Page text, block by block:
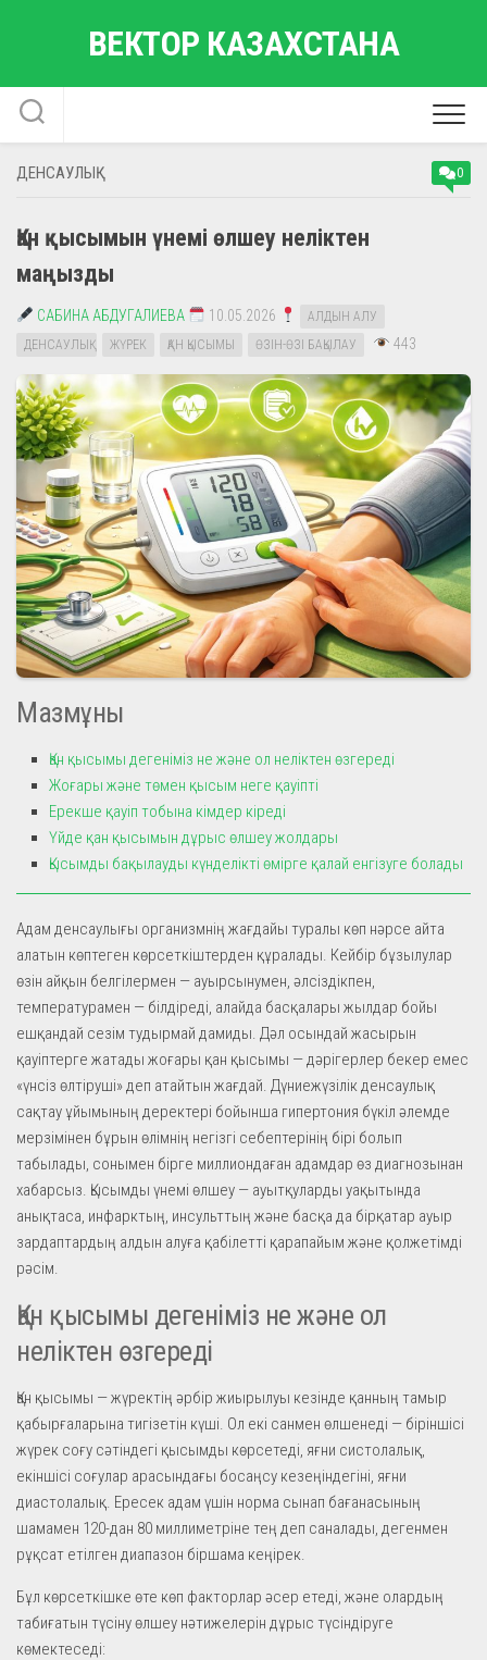
ВЕКТОР КАЗАХСТАНА
ДЕНСАУЛЫҚ 0
Қан қысымын үнемі өлшеу неліктен
маңызды
САБИНА АБДУГАЛИЕВА 10.05.2026
АЛДЫН АЛУ
ДЕНСАУЛЫҚ
ЖҮРЕК ҚАН ҚЫСЫМЫ ӨЗІН-ӨЗІ БАҚЫЛАУ 443
Мазмұны
Қан қысымы дегеніміз не және ол неліктен өзгереді
Жоғары және төмен қысым неге қауіпті
Ерекше қауіп тобына кімдер кіреді
Үйде қан қысымын дұрыс өлшеу жолдары
Қысымды бақылауды күнделікті өмірге қалай енгізуге болады
Адам денсаулығы организмнің жағдайы туралы көп нәрсе айта
алатын көптеген көрсеткіштерден құралады. Кейбір бұзылулар
өзін айқын белгілермен — ауырсынумен, әлсіздікпен,
температурамен — білдіреді, алайда басқалары жылдар бойы
ешқандай сезім тудырмай дамиды. Дәл осындай жасырын
қауіптерге жатады жоғары қан қысымы — дәрігерлер бекер емес
«үнсіз өлтіруші» деп атайтын жағдай. Дүниежүзілік денсаулық
сақтау ұйымының деректері бойынша гипертония бүкіл әлемде
мерзімінен бұрын өлімнің негізгі себептерінің бірі болып
табылады, сонымен бірге миллиондаған адамдар өз диагнозынан
хабарсыз. Қысымды үнемі өлшеу — ауытқуларды уақытында
анықтаса, инфарктың, инсульттың және басқа да бірқатар ауыр
зардаптардың алдын алуға қабілетті қарапайым және қолжетімді
рәсім.
Қан қысымы дегеніміз не және ол
неліктен өзгереді
Қан қысымы — жүректің әрбір жиырылуы кезінде қанның тамыр
қабырғаларына тигізетін күші. Ол екі санмен өлшенеді — біріншісі
жүрек соғу сәтіндегі қысымды көрсетеді, яғни систолалық,
екіншісі соғулар арасындағы босаңсу кезеңіндегіні, яғни
диастолалық. Ересек адам үшін норма сынап бағанасының
шамамен 120-дан 80 миллиметріне тең деп саналады, дегенмен
рұқсат етілген диапазон біршама кеңірек.
Бұл көрсеткішке өте көп факторлар әсер етеді, және олардың
табиғатын түсіну өлшеу нәтижелерін дұрыс түсіндіруге
көмектеседі: